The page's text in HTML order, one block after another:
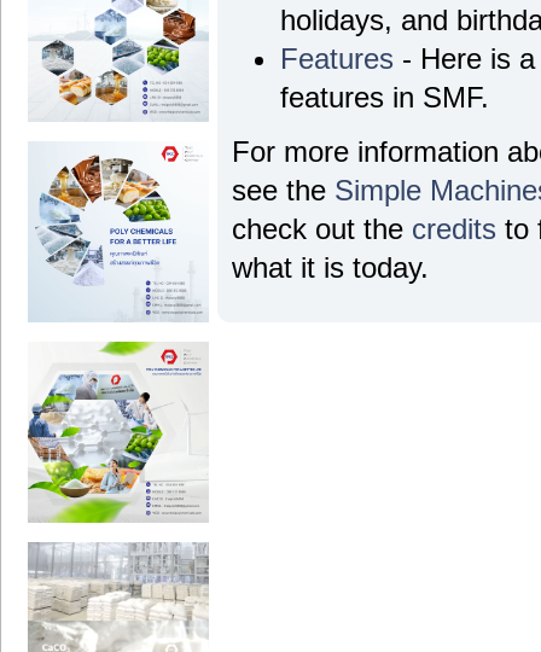
holidays, and
Features - Here is
features in SMF.
For more information
see the Simple
check out the credits to
what it is today.